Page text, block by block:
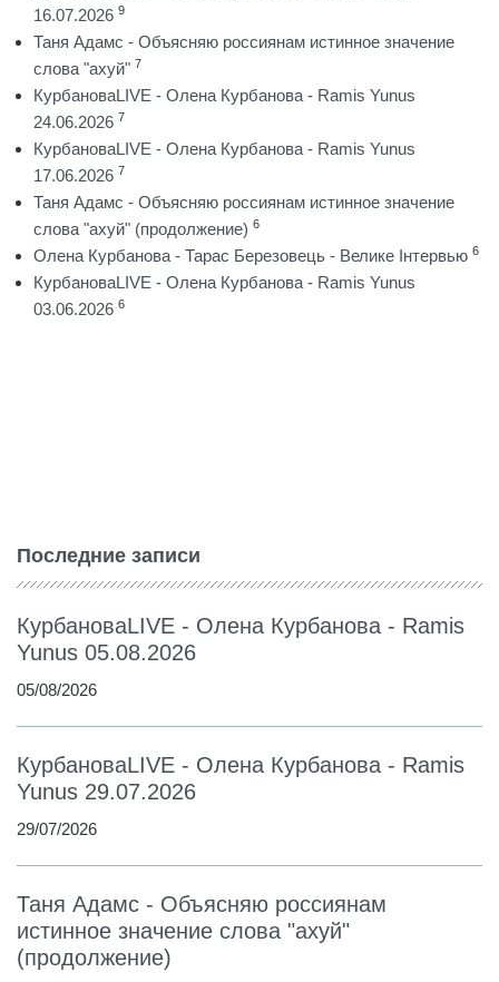
16.07.2026 9
Таня Адамс - Объясняю россиянам истинное значение
слова "ахуй" 7
КурбановаLIVE - Олена Курбанова - Ramis Yunus
24.06.2026 7
КурбановаLIVE - Олена Курбанова - Ramis Yunus
17.06.2026 7
Таня Адамс - Объясняю россиянам истинное значение
слова "ахуй" (продолжение) 6
Олена Курбанова - Тарас Березовець - Велике Інтервью 6
КурбановаLIVE - Олена Курбанова - Ramis Yunus
03.06.2026 6
Последние записи
КурбановаLIVE - Олена Курбанова - Ramis
Yunus 05.08.2026
05/08/2026
КурбановаLIVE - Олена Курбанова - Ramis
Yunus 29.07.2026
29/07/2026
Таня Адамс - Объясняю россиянам
истинное значение слова "ахуй"
(продолжение)